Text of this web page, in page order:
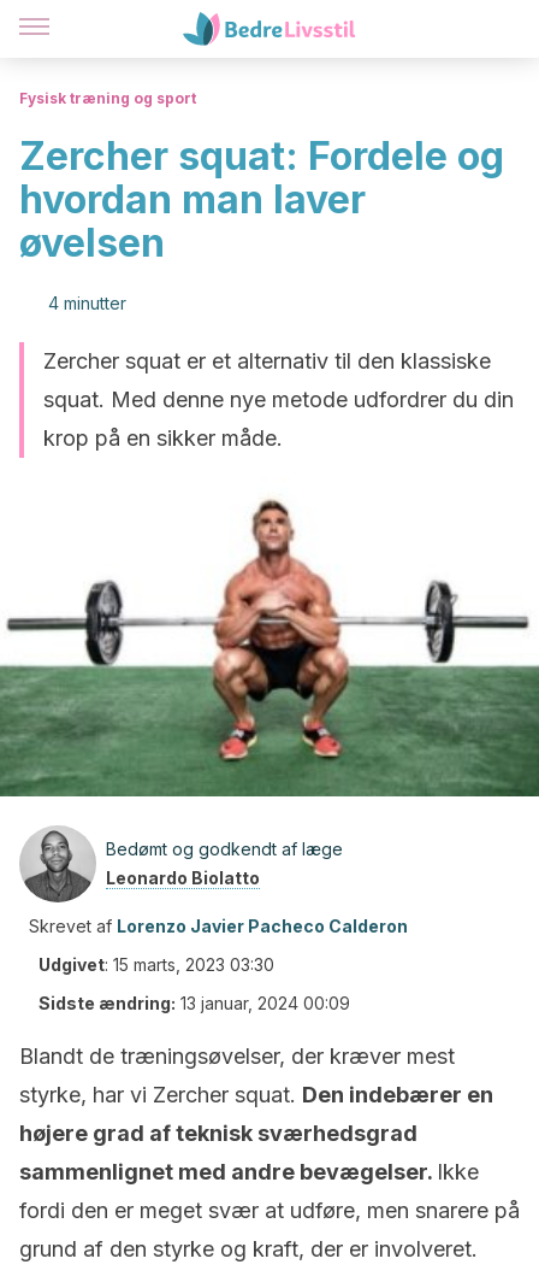
Fysisk træning og sport
Zercher squat: Fordele og
hvordan man laver
øvelsen
4 minutter
Zercher squat er et alternativ til den klassiske
squat. Med denne nye metode udfordrer du din
krop på en sikker måde.
Bedømt og godkendt af læge
Leonardo Biolatto
Skrevet af Lorenzo Javier Pacheco Calderon
Udgivet: 15 marts, 2023 03:30
Sidste ændring: 13 januar, 2024 00:09
Blandt de træningsøvelser, der kræver mest
styrke, har vi Zercher squat. Den indebærer en
højere grad af teknisk sværhedsgrad
sammenlignet med andre bevægelser. Ikke
fordi den er meget svær at udføre, men snarere på
grund af den styrke og kraft, der er involveret.